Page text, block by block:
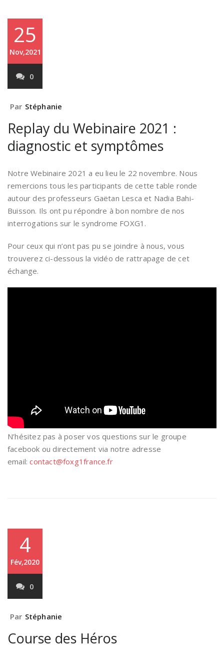
25
Nov,2021
0
Par Stéphanie
Replay du Webinaire 2021 :
diagnostic et symptômes
Notre Webinaire 2021 a eu lieu le 22 novembre. Nous
remercions tous les participants de cette table ronde
autour des professeurs Gaëtan Lesca et Nadia Bahi-
Buisson. Ils ont pu répondre à bon nombre de nos
interrogations sur le syndrome FOXG1.
Pour ceux qui n’ont pas pu se joindre à nous, vous
trouverez ci-dessous la vidéo de rattrapage de cet
échange.
N’hésitez pas à poser vos questions sur le groupe
facebook ou directement via notre adresse
email:contact@foxg1france.fr
4
Fév,2020
0
Par Stéphanie
Course des Héros